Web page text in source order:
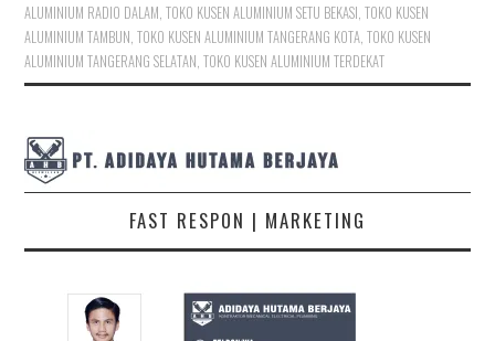
ALUMINIUM RADIO DALAM ,TOKO KUSEN ALUMINIUM SETU BEKASI ,TOKO KUSEN
ALUMINIUM TAMBUN ,TOKO KUSEN ALUMINIUM TANGERANG KOTA ,TOKO KUSEN
ALUMINIUM TANGERANG SELATAN ,TOKO KUSEN ALUMINIUM TERDEKAT
FAST RESPON | MARKETING